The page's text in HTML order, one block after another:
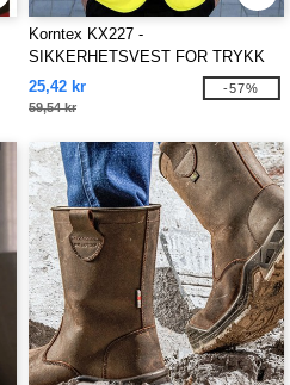
Korntex KX227 -
SIKKERHETSVEST FOR TRYKK
"PASSAU"
25,42 kr
59,54 kr
-57%